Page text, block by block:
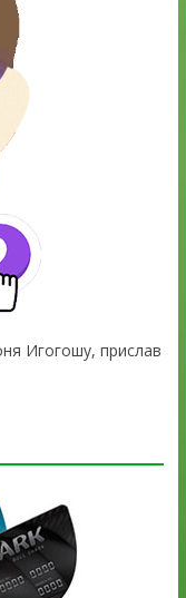
Игогошу, прислав